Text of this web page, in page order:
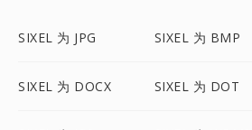
SIXEL 为 JPG SIXEL 为 BMP
SIXEL 为 DOCX SIXEL 为 DOT